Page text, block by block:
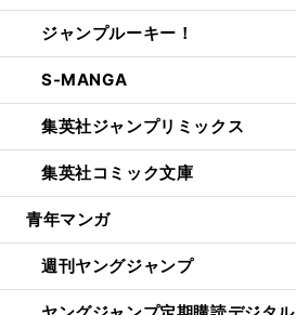
ジャンプルーキー！
S-MANGA
集英社ジャンプリミックス
集英社コミック文庫
青年マンガ
週刊ヤングジャンプ